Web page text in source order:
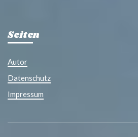
Seiten
Autor
Datenschutz
Impressum